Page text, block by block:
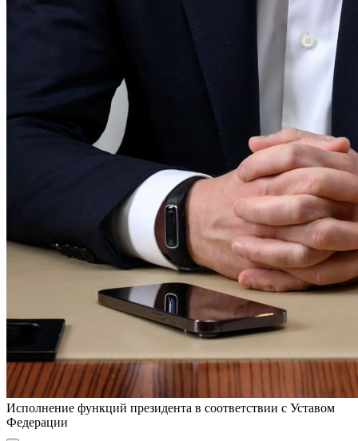
Исполнение функций президента в соответствии с Уставом
Федерации